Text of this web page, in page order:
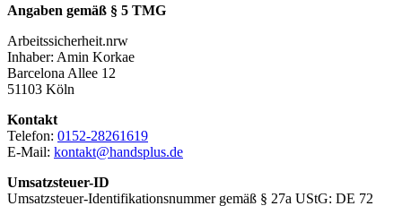
Angaben gemäß § 5 TMG
Arbeitssicherheit.nrw
Inhaber: Amin Korkae
Barcelona Allee 12
51103 Köln
Kontakt
Telefon: 0152-28261619
E-Mail: kontakt@handsplus.de
Umsatzsteuer-ID
Umsatzsteuer-Identifikationsnummer gemäß § 27a UStG: DE 72